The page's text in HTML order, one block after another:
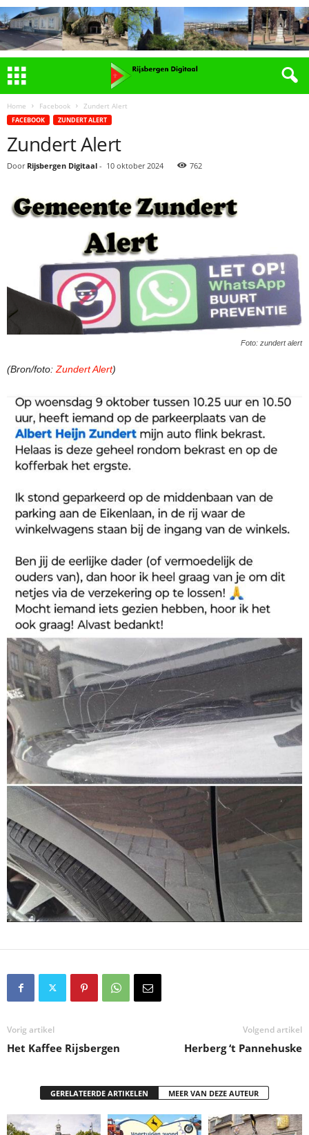
Home Facebook Zundert Alert
FACEBOOK ZUNDERT ALERT
Zundert Alert
Door Rijsbergen Digitaal - 10 oktober 2024 762
Foto: zundert alert
(Bron/foto:Zundert Alert)
Vorig artikel
Het Kaffee Rijsbergen
Volgend artikel
Herberg ‘t Pannehuske
GERELATEERDE ARTIKELEN MEER VAN DEZE AUTEUR